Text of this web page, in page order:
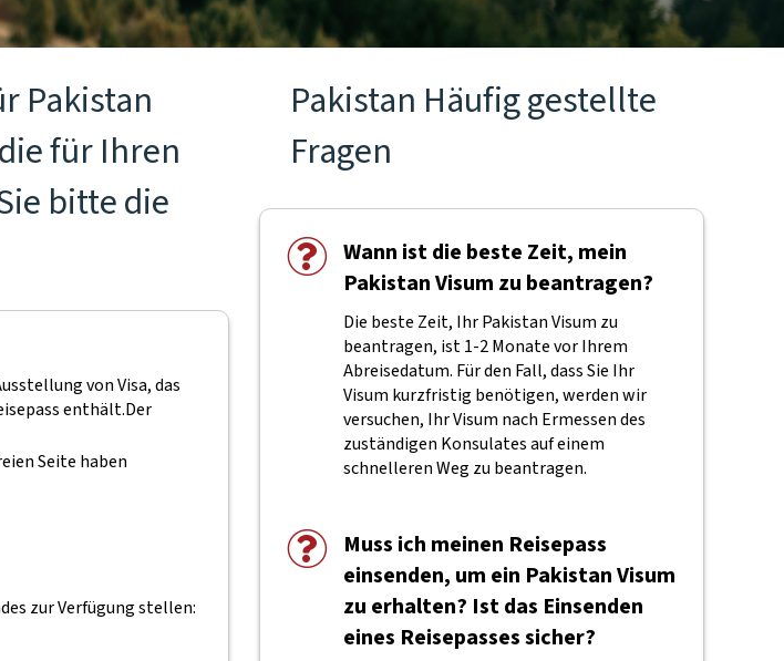
Pakistan
für Ihren
bitte die
von Visa, das
enthält.Der
Seite haben
zur Verfügung stellen:
Pakistan Häufig gestellte
Fragen
Wann ist die beste Zeit, mein
Pakistan Visum zu beantragen?
Die beste Zeit, Ihr Pakistan Visum zu
beantragen, ist 1-2 Monate vor Ihrem
Abreisedatum. Für den Fall, dass Sie Ihr
Visum kurzfristig benötigen, werden wir
versuchen, Ihr Visum nach Ermessen des
zuständigen Konsulates auf einem
schnelleren Weg zu beantragen.
Muss ich meinen Reisepass
einsenden, um ein Pakistan Visum
zu erhalten? Ist das Einsenden
eines Reisepasses sicher?